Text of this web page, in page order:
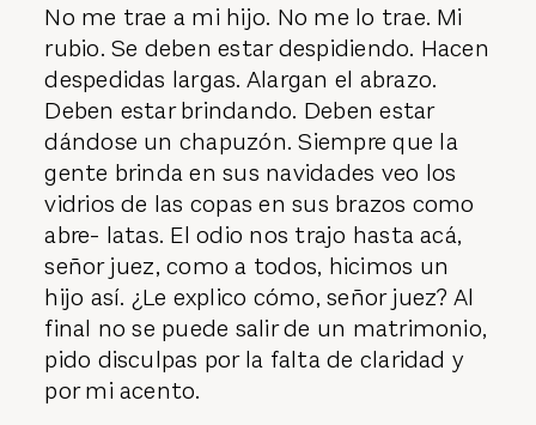
No me trae a mi hijo. No me lo trae. Mi
rubio. Se deben estar despidiendo. Hacen
despedidas largas. Alargan el abrazo.
Deben estar brindando. Deben estar
dándose un chapuzón. Siempre que la
gente brinda en sus navidades veo los
vidrios de las copas en sus brazos como
abre- latas. El odio nos trajo hasta acá,
señor juez, como a todos, hicimos un
hijo así. ¿Le explico cómo, señor juez? Al
final no se puede salir de un matrimonio,
pido disculpas por la falta de claridad y
por mi acento.